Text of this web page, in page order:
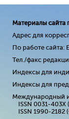
Материалы сайта
Адрес для
По работе сайта:
Тел./факс
Индексы для
Индексы для
Международный
ISSN 0031-403X
ISSN 1990-2182